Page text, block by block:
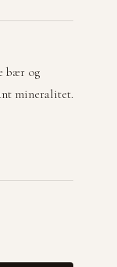
bær og
mineralitet.